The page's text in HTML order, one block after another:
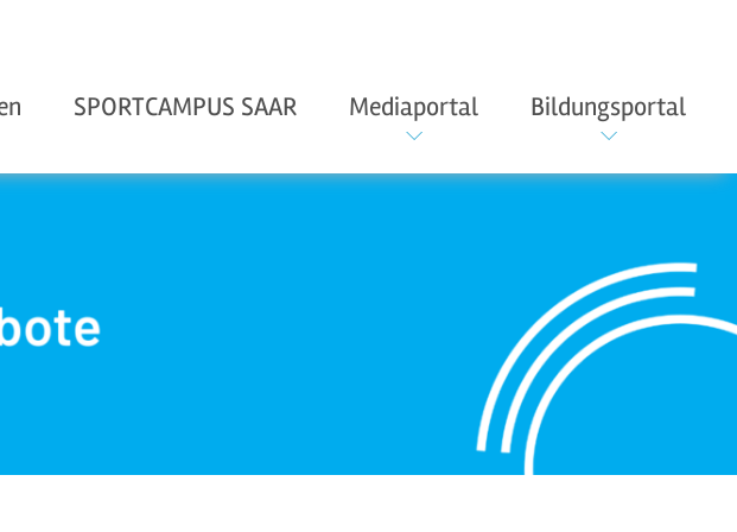
SPORTCAMPUS SAAR Mediaportal Bildungsportal